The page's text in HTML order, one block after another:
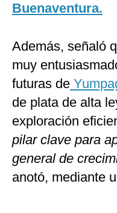
Buenaventura.
Además, señaló
muy
futuras de
de plata de alta
exploración
pilar clave para
general de
anotó, mediante